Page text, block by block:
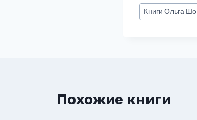
Метки
записи:
КнигиОльга Шо
Похожие книги